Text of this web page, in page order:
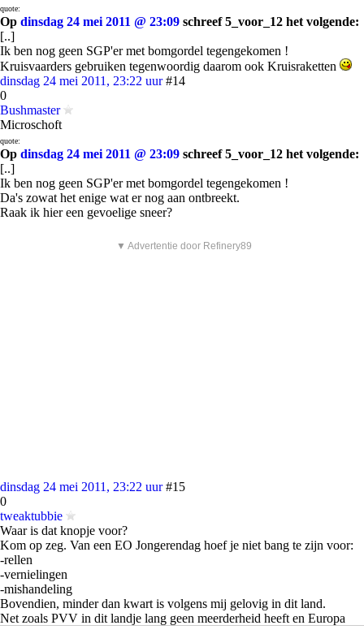
quote:
Op dinsdag 24 mei 2011 @ 23:09 schreef 5_voor_12 het volgende:
[..]
Ik ben nog geen SGP'er met bomgordel tegengekomen !
Kruisvaarders gebruiken tegenwoordig daarom ook Kruisraketten
dinsdag 24 mei 2011, 23:22 uur #14
0
Bushmaster
Microschoft
quote:
Op dinsdag 24 mei 2011 @ 23:09 schreef 5_voor_12 het volgende:
[..]
Ik ben nog geen SGP'er met bomgordel tegengekomen !
Da's zowat het enige wat er nog aan ontbreekt.
Raak ik hier een gevoelige sneer?
▼ Advertentie door Refinery89
dinsdag 24 mei 2011, 23:22 uur #15
0
tweaktubbie
Waar is dat knopje voor?
Kom op zeg. Van een EO Jongerendag hoef je niet bang te zijn voor:
-rellen
-vernielingen
-mishandeling
Bovendien, minder dan kwart is volgens mij gelovig in dit land.
Net zoals PVV in dit landje lang geen meerderheid heeft en Europa